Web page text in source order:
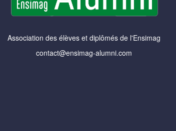
Association des élèves et diplômés de l'Ensimag
contact@ensimag-alumni.com